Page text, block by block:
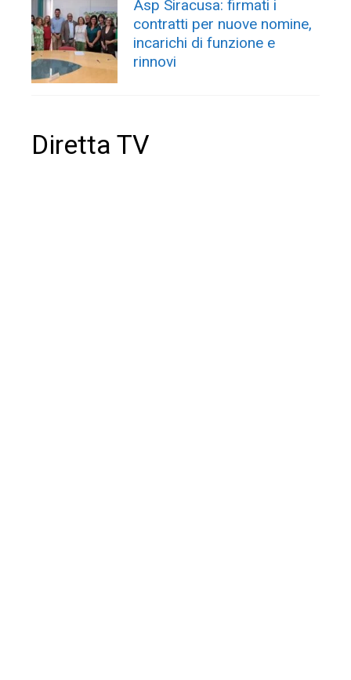
Asp Siracusa: firmati i
contratti per nuove nomine,
incarichi di funzione e
rinnovi
Diretta TV